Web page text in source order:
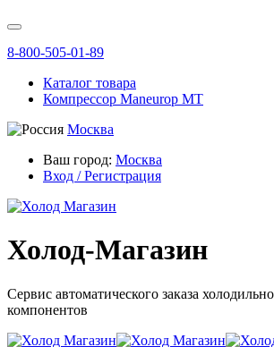
8-800-505-01-89
Каталог товара
Компрессор Maneurop MT
Москва
Ваш город: Москва
Вход / Регистрация
Холод-Магазин
Сервис автоматического заказа
компонентов